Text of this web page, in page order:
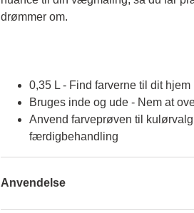
drømmer om.
0,35 L - Find farverne til dit hjem
Bruges inde og ude - Nem at
Anvend farveprøven til
færdigbehandling
Anvendelse